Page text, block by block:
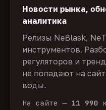
Новости рынка,
аналитика
Релизы NeBlask,
инструментов.
регуляторов и
не попадают на
воды.
На сайте — 11 990